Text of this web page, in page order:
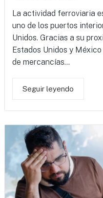
La actividad ferroviaria
uno de los puertos
Unidos. Gracias a su
Estados Unidos y
de mercancías...
Seguir leyendo